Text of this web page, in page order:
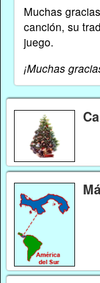
Muchas
canción, su
juego.
¡Muchas